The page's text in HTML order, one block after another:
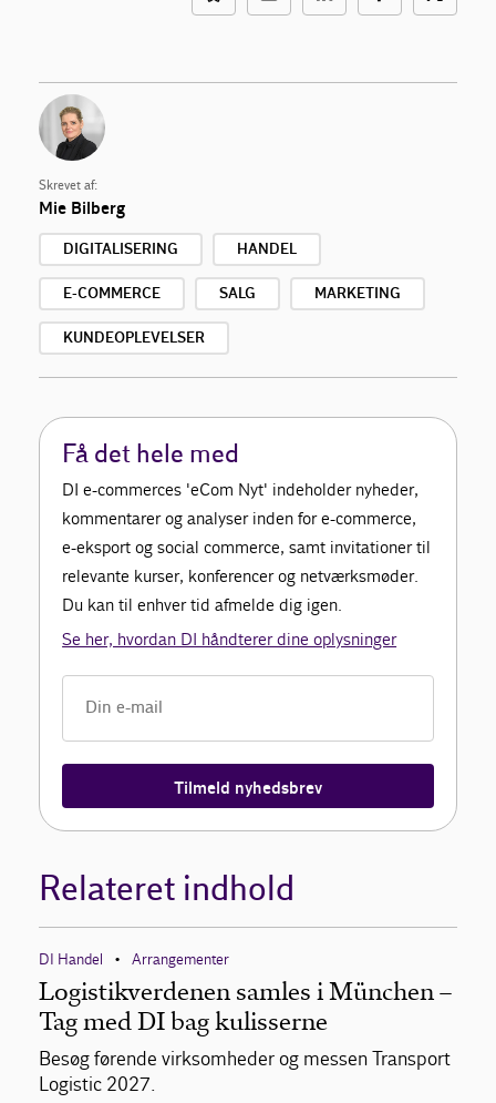
Skrevet af:
Mie Bilberg
DIGITALISERING HANDEL
E-COMMERCE SALG MARKETING
KUNDEOPLEVELSER
Få det hele med
DI e-commerces 'eCom Nyt' indeholder nyheder,
kommentarer og analyser inden for e-commerce,
e-eksport og social commerce, samt invitationer til
relevante kurser, konferencer og netværksmøder.
Du kan til enhver tid afmelde dig igen.
Se her, hvordan DI håndterer dine oplysninger
Tilmeld nyhedsbrev
Relateret indhold
DI Handel • Arrangementer
Logistikverdenen samles i München –
Tag med DI bag kulisserne
Besøg førende virksomheder og messen Transport
Logistic 2027.